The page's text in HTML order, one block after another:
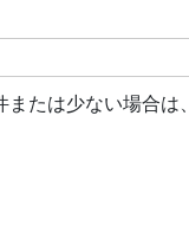
たは少ない場合は